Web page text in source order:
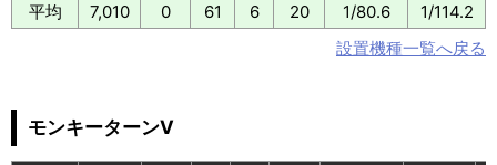
平均
7,010 0 61 6 20 1/80.6 1/114.2
設置機種一覧へ戻る
モンキーターンV